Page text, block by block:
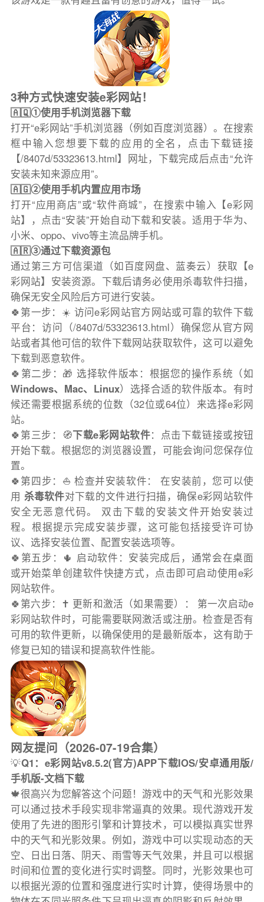
3种方式快速安装e彩网站！
🇦🇶①使用手机浏览器下载
打开“e彩网站”手机浏览器（例如百度浏览器）。在搜索
框中输入您想要下载的应用的全名，点击下载链接
【/8407d/53323613.html】网址，下载完成后点击“允许
安装未知来源应用”。
🇦🇬②使用手机内置应用市场
打开“应用商店”或“软件商城”，在搜索中输入【e彩网
站】，点击“安装”开始自动下载和安装。适用于华为、
小米、oppo、vivo等主流品牌手机。
🇦🇷③通过下载资源包
通过第三方可信渠道（如百度网盘、蓝奏云）获取【e
彩网站】安装资源。下载后请务必使用杀毒软件扫描，
确保无安全风险后方可进行安装。
🍀第一步：☀️ 访问e彩网站官方网站或可靠的软件下载
平台：访问（/8407d/53323613.html）确保您从官方网
站或者其他可信的软件下载网站获取软件，这可以避免
下载到恶意软件。
🍀第二步：🎁 选择软件版本：根据您的操作系统（如
Windows、Mac、Linux）选择合适的软件版本。有时
候还需要根据系统的位数（32位或64位）来选择e彩网
站。
🍀第三步：🧭下载e彩网站软件：点击下载链接或按钮
开始下载。根据您的浏览器设置，可能会询问您保存位
置。
🍀第四步：⛵️ 检查并安装软件： 在安装前，您可以使
用 杀毒软件对下载的文件进行扫描，确保e彩网站软件
安全无恶意代码。 双击下载的安装文件开始安装过
程。根据提示完成安装步骤，这可能包括接受许可协
议、选择安装位置、配置安装选项等。
🍀第五步：🌵 启动软件：安装完成后，通常会在桌面
或开始菜单创建软件快捷方式，点击即可启动使用e彩
网站软件。
🍀第六步：✝️ 更新和激活（如果需要）： 第一次启动e
彩网站软件时，可能需要联网激活或注册。检查是否有
可用的软件更新，以确保使用的是最新版本，这有助于
修复已知的错误和提高软件性能。
网友提问（2026-07-19合集）
💡Q1：e彩网站v8.5.2(官方)APP下载IOS/安卓通用版/
手机版-文档下载
🍁很高兴为您解答这个问题！游戏中的天气和光影效果
可以通过技术手段实现非常逼真的效果。现代游戏开发
使用了先进的图形引擎和计算技术，可以模拟真实世界
中的天气和光影效果。例如，游戏中可以实现动态的天
空、日出日落、阴天、雨雪等天气效果，并且可以根据
时间和位置的变化进行实时调整。同时，光影效果也可
以根据光源的位置和强度进行实时计算，使得场景中的